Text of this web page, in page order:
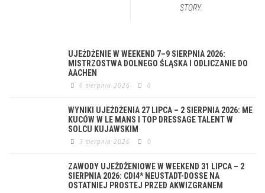
STORY.
UJEŻDŻENIE W WEEKEND 7–9 SIERPNIA 2026:
MISTRZOSTWA DOLNEGO ŚLĄSKA I ODLICZANIE DO
AACHEN
6 sierpnia 2026 0
WYNIKI UJEŻDŻENIA 27 LIPCA – 2 SIERPNIA 2026: ME
KUCÓW W LE MANS I TOP DRESSAGE TALENT W
SOLCU KUJAWSKIM
3 sierpnia 2026 0
ZAWODY UJEŻDŻENIOWE W WEEKEND 31 LIPCA – 2
SIERPNIA 2026: CDI4* NEUSTADT-DOSSE NA
OSTATNIEJ PROSTEJ PRZED AKWIZGRANEM